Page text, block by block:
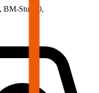
BM-Stufe 0,